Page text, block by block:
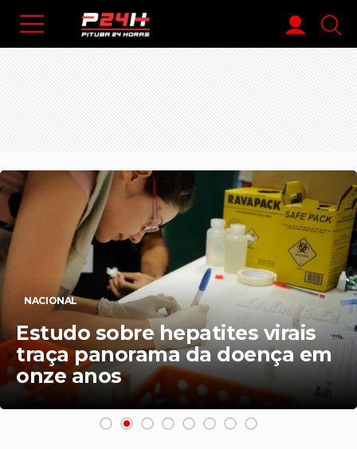
NACIONAL
Estudo sobre hepatites virais
traça panorama da doença em
onze anos